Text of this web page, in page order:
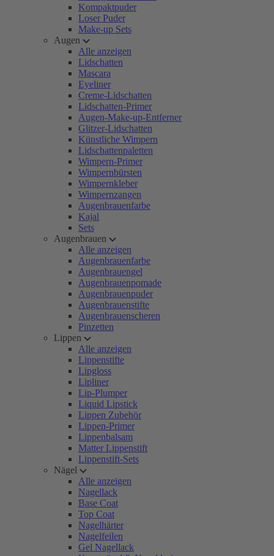
Kompaktpuder
Loser Puder
Make-up Sets
Augen
Alle anzeigen
Lidschatten
Mascara
Eyeliner
Creme-Lidschatten
Lidschatten-Primer
Augen-Make-up-Entferner
Glitzer-Lidschatten
Künstliche Wimpern
Lidschattenpaletten
Wimpern-Primer
Wimpernbürsten
Wimpernkleber
Wimpernzangen
Augenbrauenfarbe
Kajal
Sets
Augenbrauen
Alle anzeigen
Augenbrauenfarbe
Augenbrauengel
Augenbrauenpomade
Augenbrauenpuder
Augenbrauenstifte
Augenbrauenscheren
Pinzetten
Lippen
Alle anzeigen
Lippenstifte
Lipgloss
Lipliner
Lip-Plumper
Liquid Lipstick
Lippen Zubehör
Lippen-Primer
Lippenbalsam
Matter Lippenstift
Lippenstift-Sets
Nägel
Alle anzeigen
Nagellack
Base Coat
Top Coat
Nagelhärter
Nagelfeilen
Gel Nagellack